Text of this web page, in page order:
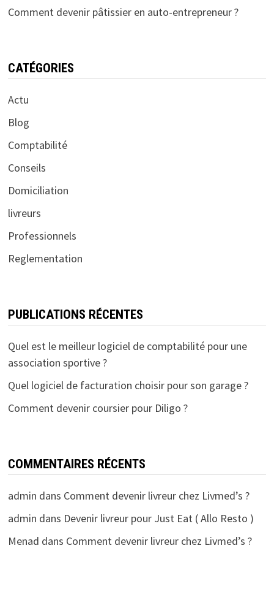
Comment devenir pâtissier en auto-entrepreneur ?
CATÉGORIES
Actu
Blog
Comptabilité
Conseils
Domiciliation
livreurs
Professionnels
Reglementation
PUBLICATIONS RÉCENTES
Quel est le meilleur logiciel de comptabilité pour une
association sportive ?
Quel logiciel de facturation choisir pour son garage ?
Comment devenir coursier pour Diligo ?
COMMENTAIRES RÉCENTS
admin dans Comment devenir livreur chez Livmed’s ?
admin dans Devenir livreur pour Just Eat ( Allo Resto )
Menad dans Comment devenir livreur chez Livmed’s ?